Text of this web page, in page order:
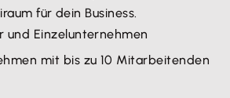
für dein Business.
und Einzelunternehmen
mit bis zu 10 Mitarbeitenden